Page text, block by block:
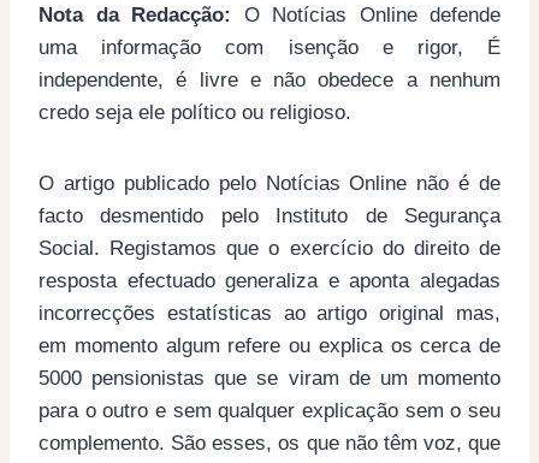
Nota da Redacção:
O Notícias Online defende
uma informação com isenção e rigor, É
independente, é livre e não obedece a nenhum
credo seja ele político ou religioso.
O artigo publicado pelo Notícias Online não é de
facto desmentido pelo Instituto de Segurança
Social. Registamos que o exercício do direito de
resposta efectuado generaliza e aponta alegadas
incorrecções estatísticas ao artigo original mas,
em momento algum refere ou explica os cerca de
5000 pensionistas que se viram de um momento
para o outro e sem qualquer explicação sem o seu
complemento. São esses, os que não têm voz, que